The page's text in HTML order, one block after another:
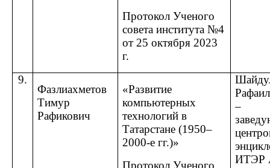
Протокол Ученого
совета института №4
от 25 октября 2023
г.
9.
Фазлиахметов
Тимур
Рафикович
«Развитие
компьютерных
технологий в
Татарстане (1950–
2000-е гг.)»
Протокол Ученого
–
ИТЭР